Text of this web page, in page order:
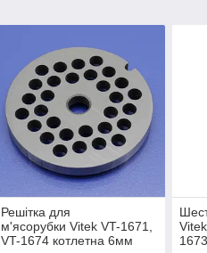
Решітка для
м'ясорубки Vitek VT-1671,
VT-1674 котлетна 6мм